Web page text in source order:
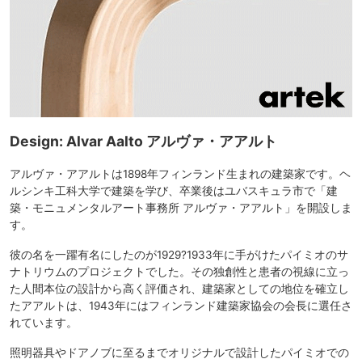
Design: Alvar Aalto アルヴァ・アアルト
アルヴァ・アアルトは1898年フィンランド生まれの建築家です。ヘ
ルシンキ工科大学で建築を学び、卒業後はユバスキュラ市で「建
築・モニュメンタルアート事務所 アルヴァ・アアルト」を開設しま
す。
彼の名を一躍有名にしたのが1929?1933年に手がけたパイミオのサ
ナトリウムのプロジェクトでした。その独創性と患者の視線に立っ
た人間本位の設計から高く評価され、建築家としての地位を確立し
たアアルトは、1943年にはフィンランド建築家協会の会長に選任さ
れています。
照明器具やドアノブに至るまでオリジナルで設計したパイミオでの